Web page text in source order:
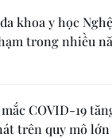
khoa y học
trong nhiều
COVID-19
trên quy mô lớn